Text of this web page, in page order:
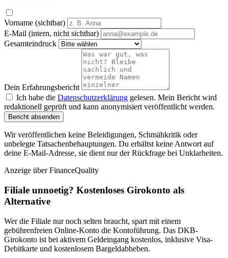
Vorname (sichtbar)
E-Mail (intern, nicht sichtbar)
Gesamteindruck
Dein Erfahrungsbericht
Ich habe die Datenschutzerklärung gelesen. Mein Bericht wird
redaktionell geprüft und kann anonymisiert veröffentlicht werden.
Bericht absenden
Wir veröffentlichen keine Beleidigungen, Schmähkritik oder
unbelegte Tatsachenbehauptungen. Du erhältst keine Antwort auf
deine E-Mail-Adresse, sie dient nur der Rückfrage bei Unklarheiten.
Anzeige über FinanceQuality
Filiale unnoetig? Kostenloses Girokonto als
Alternative
Wer die Filiale nur noch selten braucht, spart mit einem
gebührenfreien Online-Konto die Kontoführung. Das DKB-
Girokonto ist bei aktivem Geldeingang kostenlos, inklusive Visa-
Debitkarte und kostenlosem Bargeldabheben.